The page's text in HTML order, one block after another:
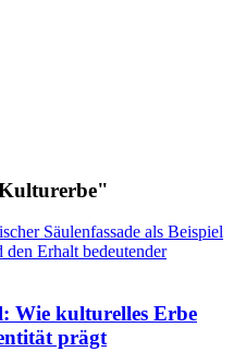
Wie kulturelles Erbe
prägt